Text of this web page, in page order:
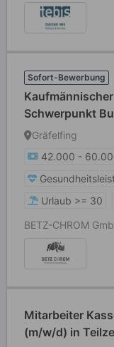
Sofort-Bewerbung
Schwerpunkt
Gräfelfing
42.000 -
Urlaub >= 30
BETZ-CHROM
Mitarbeiter
(m/w/d) in